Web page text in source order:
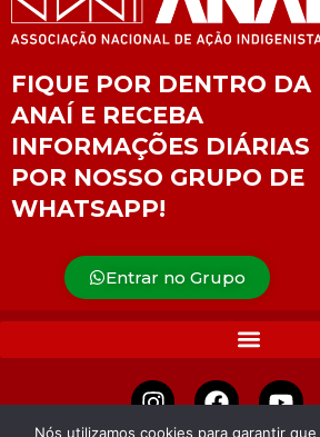
FIQUE POR DENTRO DA
ANAÍ E RECEBA
INFORMAÇÕES DIÁRIAS
POR NOSSO GRUPO DE
WHATSAPP!
Entrar no Grupo
Nós utilizamos cookies para garantir